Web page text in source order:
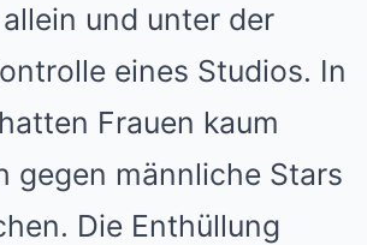
und unter der
eines Studios. In
Frauen kaum
gegen männliche Stars
Die Enthüllung